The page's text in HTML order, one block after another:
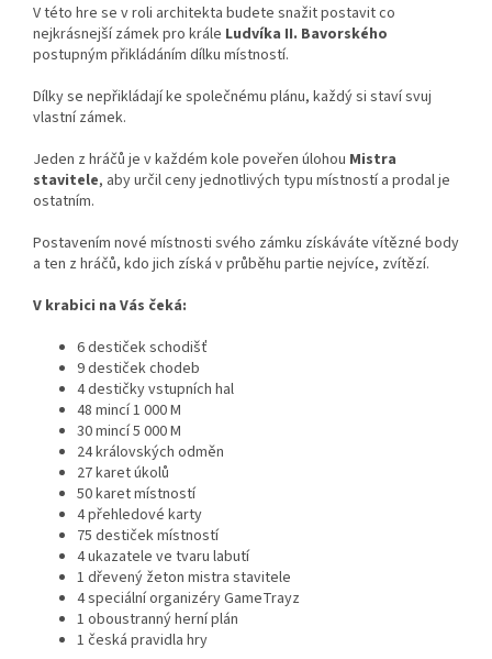
V této hre se v roli architekta budete snažit postavit co
nejkrásnejší zámek pro krále Ludvíka II. Bavorského
postupným přikládáním dílku místností.
Dílky se nepřikládají ke společnému plánu, každý si staví svuj
vlastní zámek.
Jeden z hráčů je v každém kole poveřen úlohou Mistra
stavitele, aby určil ceny jednotlivých typu místností a prodal je
ostatním.
Postavením nové místnosti svého zámku získáváte vítězné body
a ten z hráčů, kdo jich získá v průběhu partie nejvíce, zvítězí.
V krabici na Vás čeká:
6 destiček schodišť
9 destiček chodeb
4 destičky vstupních hal
48 mincí 1 000 M
30 mincí 5 000 M
24 královských odměn
27 karet úkolů
50 karet místností
4 přehledové karty
75 destiček místností
4 ukazatele ve tvaru labutí
1 dřevený žeton mistra stavitele
4 speciální organizéry GameTrayz
1 oboustranný herní plán
1 česká pravidla hry